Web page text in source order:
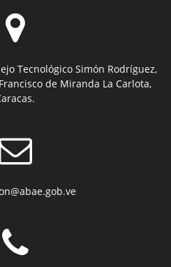
Tecnológico Simón Rodríguez,
de Miranda La Carlota,